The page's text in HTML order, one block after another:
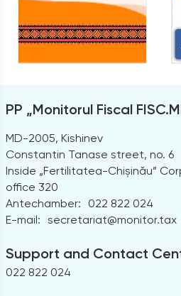
PP „Monitorul Fiscal
MD-2005, Kishinev
Constantin Tanase street, no. 6
Inside „Fertilitatea-Chișinău”
office 320
Antechamber:
022 822 024
E-mail: secretariat@monitor.tax
Support and Contact
022 822 024